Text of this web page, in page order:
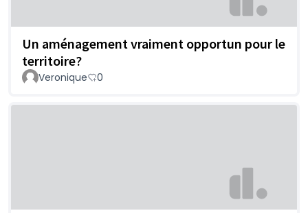
Un aménagement vraiment opportun pour le
territoire?
Veronique 0